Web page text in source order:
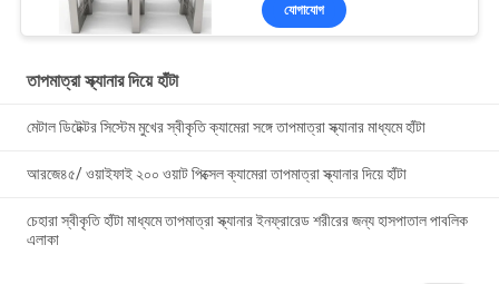
যোগাযোগ
তাপমাত্রা স্ক্যানার দিয়ে হাঁটা
মেটাল ডিটেক্টর সিস্টেম মুখের স্বীকৃতি ক্যামেরা সঙ্গে তাপমাত্রা স্ক্যানার মাধ্যমে হাঁটা
আরজে৪৫/ ওয়াইফাই ২০০ ওয়াট পিক্সেল ক্যামেরা তাপমাত্রা স্ক্যানার দিয়ে হাঁটা
চেহারা স্বীকৃতি হাঁটা মাধ্যমে তাপমাত্রা স্ক্যানার ইনফ্রারেড শরীরের জন্য হাসপাতাল পাবলিক
এলাকা